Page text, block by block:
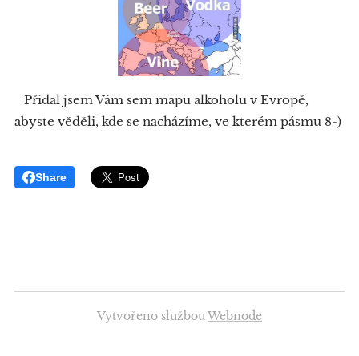
Přidal jsem Vám sem mapu alkoholu v Evropě,
abyste věděli, kde se nacházíme, ve kterém pásmu 8-)
Share
Vytvořeno službouWebnode